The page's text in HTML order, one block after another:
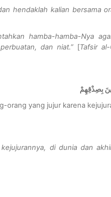
hendaklah kalian bersama
hamba-hamba-Nya
dan niat.” [Tafsir al-
بِصِدْقِهِمْ
orang yang jujur karena
di dunia dan